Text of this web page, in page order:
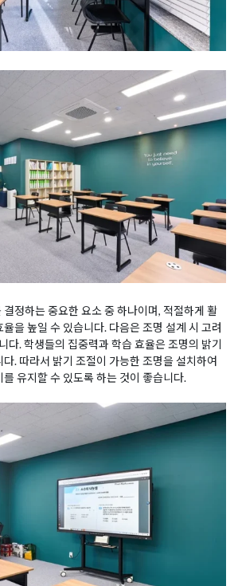
정하는 중요한 요소 중 하나이며, 적절하게 활
을 높일 수 있습니다. 다음은 조명 설계 시 고려
다. 학생들의 집중력과 학습 효율은 조명의 밝기
. 따라서 밝기 조절이 가능한 조명을 설치하여
유지할 수 있도록 하는 것이 좋습니다.